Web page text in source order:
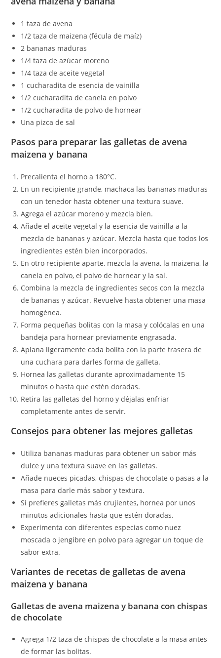
1 taza de avena
1/2 taza de maizena (fécula de maíz)
2 bananas maduras
1/4 taza de azúcar moreno
1/4 taza de aceite vegetal
1 cucharadita de esencia de vainilla
1/2 cucharadita de canela en polvo
1/2 cucharadita de polvo de hornear
Una pizca de sal
Pasos para preparar las galletas de avena
maizena y banana
Precalienta el horno a 180°C.
En un recipiente grande, machaca las bananas maduras
con un tenedor hasta obtener una textura suave.
Agrega el azúcar moreno y mezcla bien.
Añade el aceite vegetal y la esencia de vainilla a la
mezcla de bananas y azúcar. Mezcla hasta que todos los
ingredientes estén bien incorporados.
En otro recipiente aparte, mezcla la avena, la maizena, la
canela en polvo, el polvo de hornear y la sal.
Combina la mezcla de ingredientes secos con la mezcla
de bananas y azúcar. Revuelve hasta obtener una masa
homogénea.
Forma pequeñas bolitas con la masa y colócalas en una
bandeja para hornear previamente engrasada.
Aplana ligeramente cada bolita con la parte trasera de
una cuchara para darles forma de galleta.
Hornea las galletas durante aproximadamente 15
minutos o hasta que estén doradas.
Retira las galletas del horno y déjalas enfriar
completamente antes de servir.
Consejos para obtener las mejores galletas
Utiliza bananas maduras para obtener un sabor más
dulce y una textura suave en las galletas.
Añade nueces picadas, chispas de chocolate o pasas a la
masa para darle más sabor y textura.
Si prefieres galletas más crujientes, hornea por unos
minutos adicionales hasta que estén doradas.
Experimenta con diferentes especias como nuez
moscada o jengibre en polvo para agregar un toque de
sabor extra.
Variantes de recetas de galletas de avena
maizena y banana
Galletas de avena maizena y banana con chispas
de chocolate
Agrega 1/2 taza de chispas de chocolate a la masa antes
de formar las bolitas.